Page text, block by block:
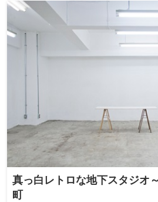
真っ白レトロな地下スタジオ
町